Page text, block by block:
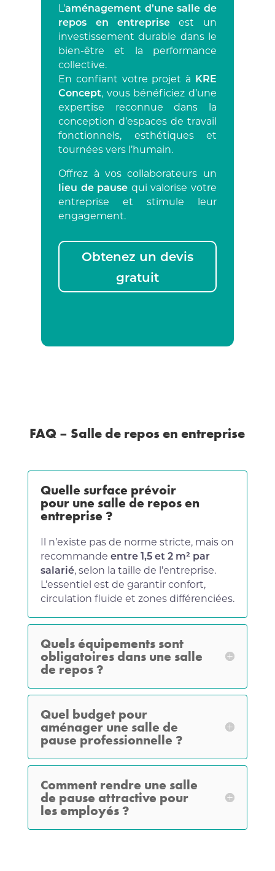
L’aménagement d’une salle de
repos en entreprise est un
investissement durable dans le
bien-être et la performance
collective.
En confiant votre projet à KRE
Concept, vous bénéficiez d’une
expertise reconnue dans la
conception d’espaces de travail
fonctionnels, esthétiques et
tournées vers l’humain.
Offrez à vos collaborateurs un
lieu de pause qui valorise votre
entreprise et stimule leur
engagement.
Obtenez un devis
gratuit
FAQ – Salle de repos en entreprise
Quelle surface prévoir
pour une salle de repos en
entreprise ?
Il n’existe pas de norme stricte, mais on
recommande entre 1,5 et 2 m² par
salarié, selon la taille de l’entreprise.
L’essentiel est de garantir confort,
circulation fluide et zones différenciées.
Quels équipements sont
obligatoires dans une salle
de repos ?
Quel budget pour
aménager une salle de
pause professionnelle ?
Comment rendre une salle
de pause attractive pour
les employés ?